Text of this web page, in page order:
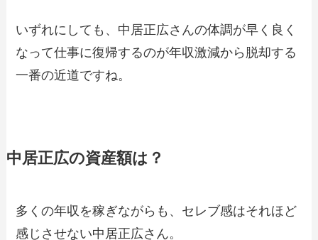
いずれにしても、中居正広さんの体調が早く良く
なって仕事に復帰するのが年収激減から脱却する
一番の近道ですね。
中居正広の資産額は？
多くの年収を稼ぎながらも、セレブ感はそれほど
感じさせない中居正広さん。